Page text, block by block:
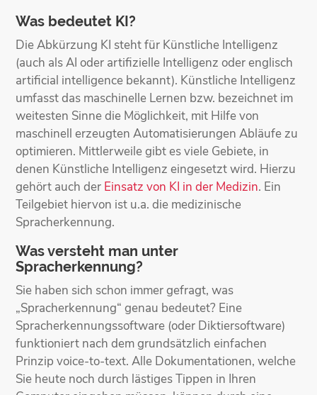
Was bedeutet KI?
Die Abkürzung KI steht für Künstliche Intelligenz
(auch als AI oder artifizielle Intelligenz oder englisch
artificial intelligence bekannt). Künstliche Intelligenz
umfasst das maschinelle Lernen bzw. bezeichnet im
weitesten Sinne die Möglichkeit, mit Hilfe von
maschinell erzeugten Automatisierungen Abläufe zu
optimieren. Mittlerweile gibt es viele Gebiete, in
denen Künstliche Intelligenz eingesetzt wird. Hierzu
gehört auch der Einsatz von KI in der Medizin. Ein
Teilgebiet hiervon ist u.a. die medizinische
Spracherkennung.
Was versteht man unter
Spracherkennung?
Sie haben sich schon immer gefragt, was
„Spracherkennung“ genau bedeutet? Eine
Spracherkennungssoftware (oder Diktiersoftware)
funktioniert nach dem grundsätzlich einfachen
Prinzip voice-to-text. Alle Dokumentationen, welche
Sie heute noch durch lästiges Tippen in Ihren